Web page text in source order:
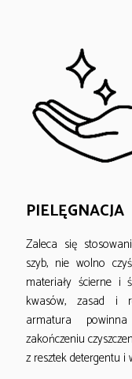
PIELĘGNACJA
Zaleca się
szyb, nie wolno
materiały ścierne i
kwasów, zasad i
armatura
zakończeniu
z resztek detergentu i